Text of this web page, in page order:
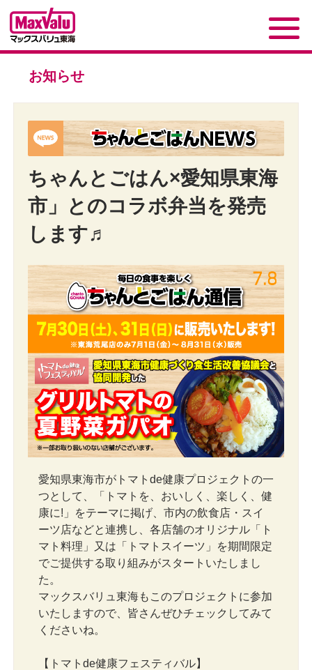
お知らせ
ちゃんとごはん×愛知県東海
市」とのコラボ弁当を発売
します♬
愛知県東海市がトマトde健康プロジェクトの一
つとして、「トマトを、おいしく、楽しく、健
康に!」をテーマに掲げ、市内の飲食店・スイ
ーツ店などと連携し、各店舗のオリジナル「ト
マト料理」又は「トマトスイーツ」を期間限定
でご提供する取り組みがスタートいたしまし
た。
マックスバリュ東海もこのプロジェクトに参加
いたしますので、皆さんぜひチェックしてみて
くださいね。
【トマトde健康フェスティバル】